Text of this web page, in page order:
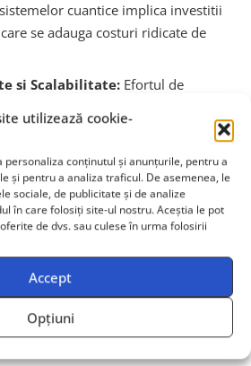
utilizează cookie-
personaliza conținutul și anunțurile, pentru a
și pentru a analiza traficul. De asemenea, le
sociale, de publicitate și de analize
în care folosiți site-ul nostru. Aceștia le pot
de dvs. sau culese în urma folosirii
Accept
Opțiuni
cuantice implica investitii
se adauga costuri ridicate de
si Scalabilitate:Efortul de
cuantice se afla inca
existand provocari
si comerciale in aceasta directie;
Tehnologiile din jurul
competente avansate,
relativ putini pe plan mondial;
Quantum AI va
actuale de securitate
actualizari majore ale
a datelor sensibile.